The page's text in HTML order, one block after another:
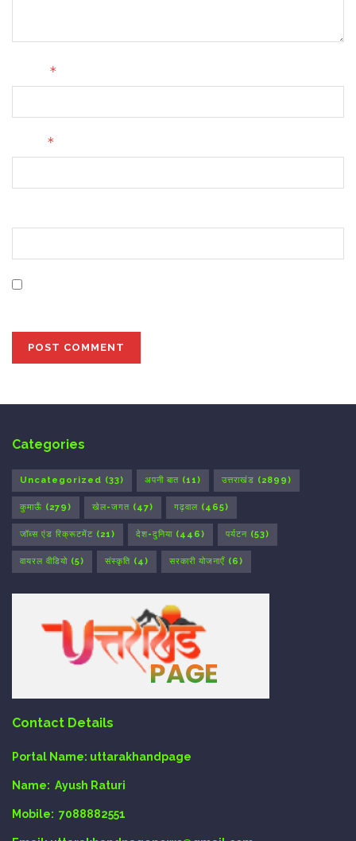
*
*
Categories
Uncategorized (33) अपनी बात (11) उत्तराखंड (2899)
कुमाऊँ (279) खेल-जगत (47) गढ़वाल (465)
जॉब्स एंड रिक्रूटमेंट (21) देश-दुनिया (446) पर्यटन (53)
वायरल वीडियो (5) संस्कृति (4) सरकारी योजनाएँ (6)
Contact Details
Portal Name: uttarakhandpage
Name: Ayush Raturi
Mobile: 7088882551